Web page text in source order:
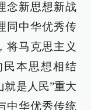
念新思想新战
同中华优秀传
将马克思主义
本思想相结
就是人民”重大
中华优秀传统